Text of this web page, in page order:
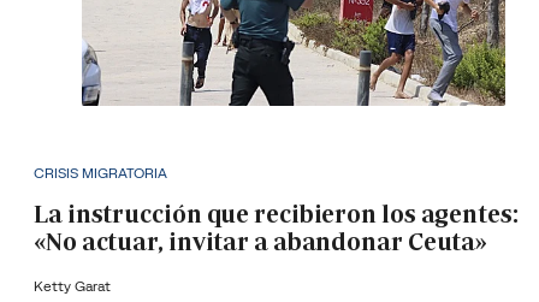
CRISIS MIGRATORIA
La instrucción que recibieron los agentes:
«No actuar, invitar a abandonar Ceuta»
Ketty Garat